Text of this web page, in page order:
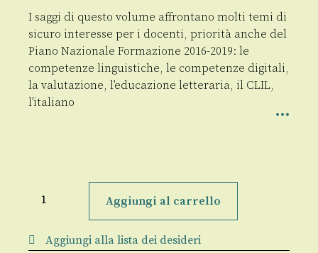
I saggi di questo volume affrontano molti temi di
sicuro interesse per i docenti, priorità anche del
Piano Nazionale Formazione 2016-2019: le
competenze linguistiche, le competenze digitali,
la valutazione, l’educazione letteraria, il CLIL,
l’italiano
linguaggi,
contesti
quantità
Aggiungi al carrello
Aggiungi alla lista dei desideri